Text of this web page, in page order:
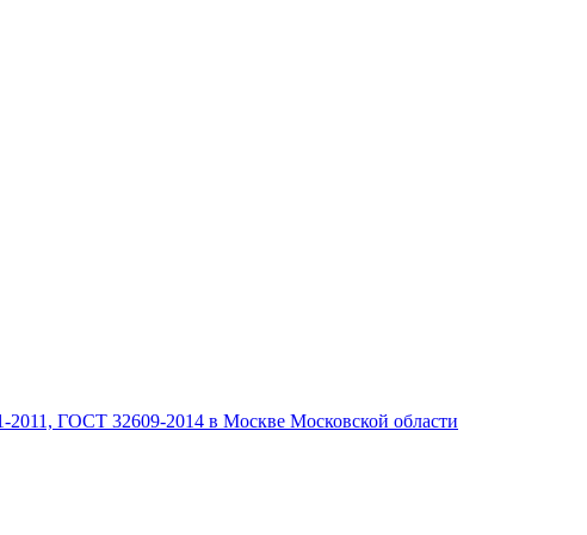
2011, ГОСТ 32609-2014 в Москве Московской области